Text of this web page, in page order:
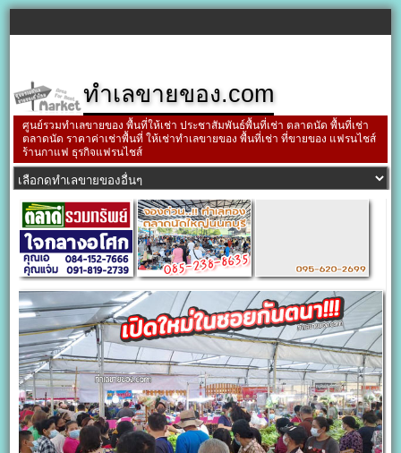
ทำเลขายของ.com
ศูนย์รวมทำเลขายของ พื้นที่ให้เช่า ประชาสัมพันธ์พื้นที่เช่า ตลาดนัด พื้นที่เช่า
ตลาดนัด ราคาค่าเช่าพื้นที่ ให้เช่าทำเลขายของ พื้นที่เช่า ที่ขายของ แฟรนไชส์
ร้านกาแฟ ธุรกิจแฟรนไชส์